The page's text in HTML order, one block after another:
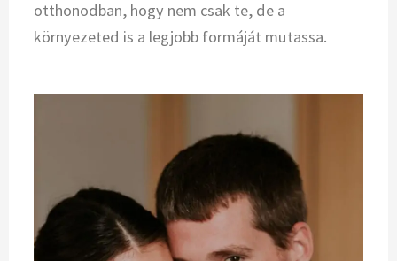
otthonodban, hogy nem csak te, de a
környezeted is a legjobb formáját mutassa.